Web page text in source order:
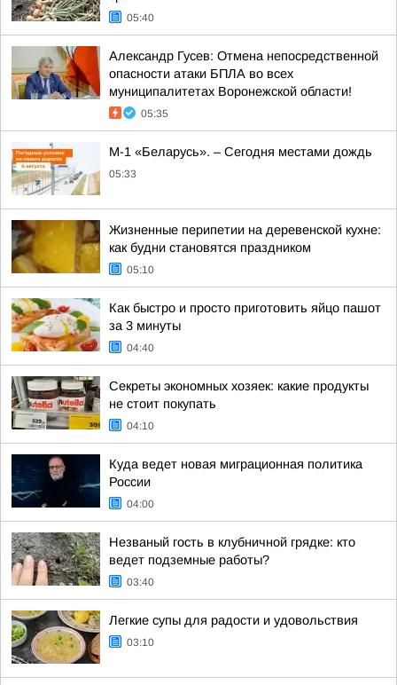
05:40
Александр Гусев: Отмена непосредственной
опасности атаки БПЛА во всех
муниципалитетах Воронежской области!
05:35
М-1 «Беларусь». – Сегодня местами дождь
05:33
Жизненные перипетии на деревенской кухне:
как будни становятся праздником
05:10
Как быстро и просто приготовить яйцо пашот
за 3 минуты
04:40
Секреты экономных хозяек: какие продукты
не стоит покупать
04:10
Куда ведет новая миграционная политика
России
04:00
Незваный гость в клубничной грядке: кто
ведет подземные работы?
03:40
Легкие супы для радости и удовольствия
03:10